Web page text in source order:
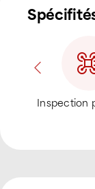
Inspection